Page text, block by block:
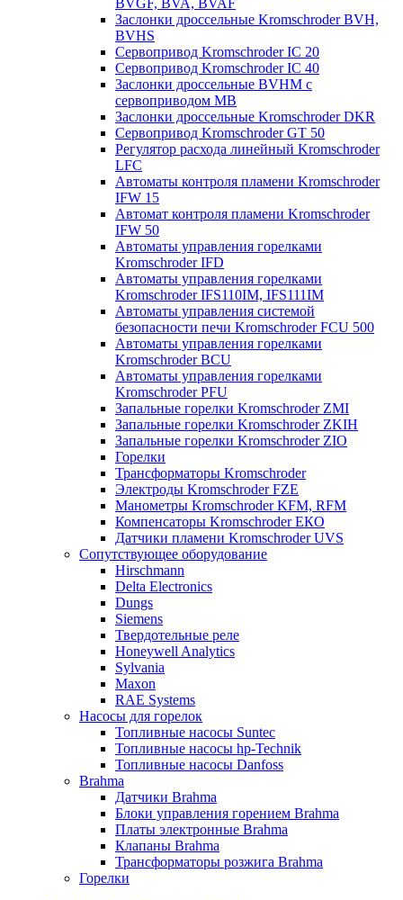
BVGF, BVA, BVAF
Заслонки дроссельные Kromschroder BVH,
BVHS
Сервопривод Kromschroder IC 20
Сервопривод Kromschroder IC 40
Заслонки дроссельные BVHM с
сервоприводом МВ
Заслонки дроссельные Kromschroder DKR
Cервопривод Kromschroder GT 50
Регулятор расхода линейный Kromschroder
LFC
Автоматы контроля пламени Kromschroder
IFW 15
Автомат контроля пламени Kromschroder
IFW 50
Автоматы управления горелками
Kromschroder IFD
Автоматы управления горелками
Kromschroder IFS110IM, IFS111IM
Автоматы управления системой
безопасности печи Kromschroder FCU 500
Автоматы управления горелками
Kromschroder BCU
Автоматы управления горелками
Kromschroder PFU
Запальные горелки Kromschroder ZМI
Запальные горелки Kromschroder ZKIH
Запальные горелки Kromschroder ZIO
Горелки
Трансформаторы Kromschroder
Электроды Kromschroder FZE
Манометры Kromschroder KFM, RFM
Компенсаторы Kromschroder ЕКО
Датчики пламени Kromschroder UVS
Сопутствующее оборудование
Hirschmann
Delta Electronics
Dungs
Siemens
Твердотельные реле
Honeywell Analytics
Sylvania
Maxon
RAE Systems
Насосы для горелок
Топливные насосы Suntec
Топливные насосы hp-Technik
Топливные насосы Danfoss
Brahma
Датчики Brahma
Блоки управления горением Brahma
Платы электронные Brahma
Клапаны Brahma
Трансформаторы розжига Brahma
Горелки